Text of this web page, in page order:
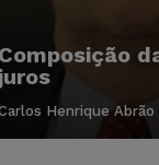
Composição
juros
Henrique Abrão